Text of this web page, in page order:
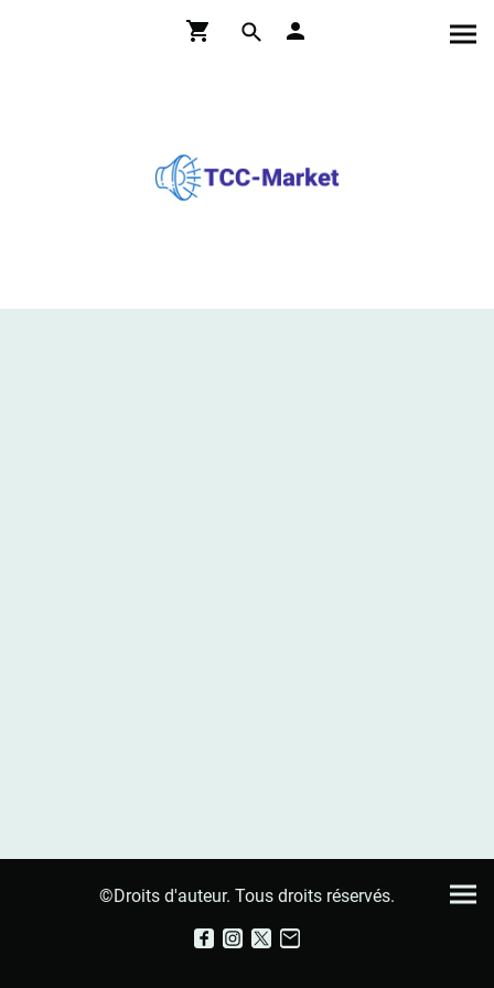
©Droits d'auteur. Tous droits réservés.